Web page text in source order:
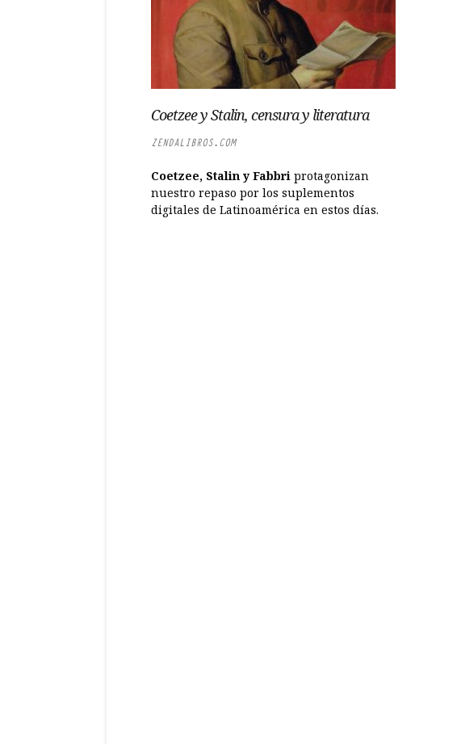
Coetzee y Stalin, censura y literatura
ZENDALIBROS.COM
Coetzee, Stalin y Fabbri protagonizan
nuestro repaso por los suplementos
digitales de Latinoamérica en estos días.